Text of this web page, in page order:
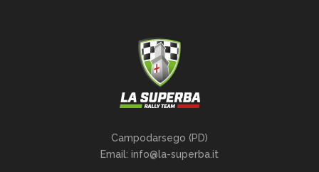
Campodarsego (PD)
Email: info@la-superba.it